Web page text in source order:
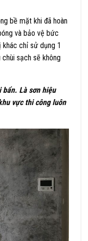
bề mặt khi đã hoàn
và bảo vệ bức
chỉ sử dụng 1
sạch sẽ không
bẩn. Là sơn hiệu
vực thi công luôn